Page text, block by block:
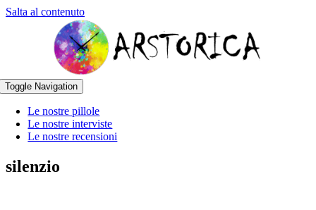
Salta al contenuto
Toggle Navigation
Le nostre pillole
Le nostre interviste
Le nostre recensioni
silenzio